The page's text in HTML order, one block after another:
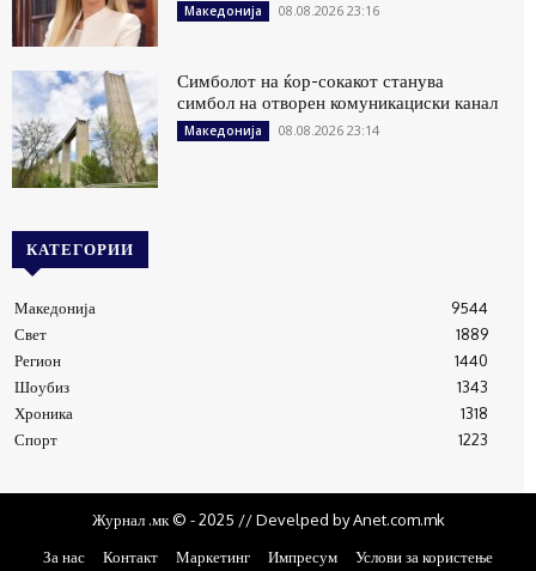
Македонија 08.08.2026 23:16
Симболот на ќор-сокакот станува
симбол на отворен комуникациски канал
Македонија 08.08.2026 23:14
КАТЕГОРИИ
Македонија
9544
Свет
1889
Регион
1440
Шоубиз
1343
Хроника
1318
Спорт
1223
Журнал .мк © - 2025 // Develped by Anet.com.mk
За нас
Контакт Маркетинг Импресум Услови за користење